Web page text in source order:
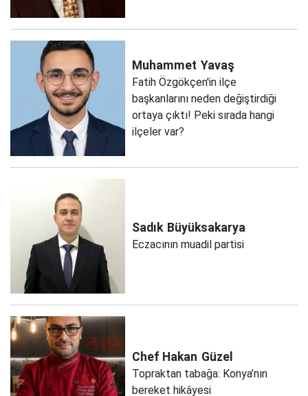
Muhammet Yavaş
Fatih Özgökçen'in ilçe
başkanlarını neden değiştirdiği
ortaya çıktı! Peki sırada hangi
ilçeler var?
Sadık Büyüksakarya
Eczacının muadil partisi
Chef Hakan Güzel
Topraktan tabağa: Konya’nın
bereket hikâyesi